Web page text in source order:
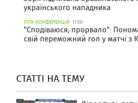
українського нападника
ЛІГА КОНФЕРЕНЦІЙ 11:59
"Сподіваюся, прорвало":
свій переможний гол у матчі з
СТАТТІ НА ТЕМУ